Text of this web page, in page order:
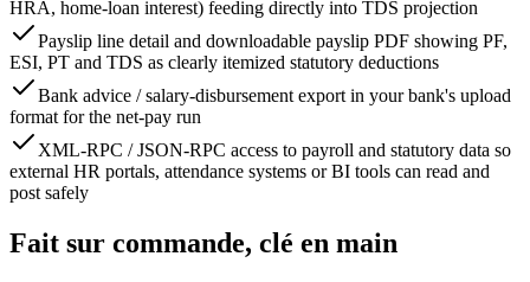
HRA, home-loan interest) feeding directly into TDS projection
Payslip line detail and downloadable payslip PDF showing PF,
ESI, PT and TDS as clearly itemized statutory deductions
Bank advice / salary-disbursement export in your bank's upload
format for the net-pay run
XML-RPC / JSON-RPC access to payroll and statutory data so
external HR portals, attendance systems or BI tools can read and
post safely
Fait sur commande, clé en main